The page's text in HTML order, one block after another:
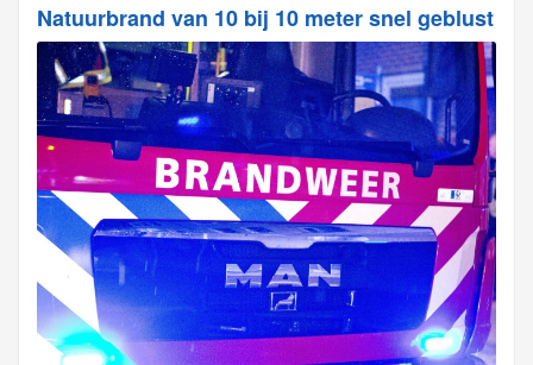
Natuurbrand van 10 bij 10 meter snel geblust